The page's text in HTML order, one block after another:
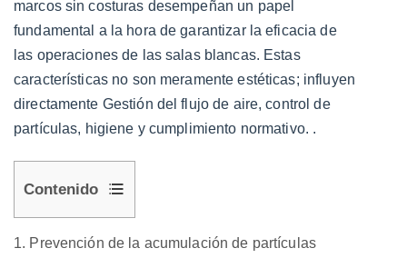
marcos sin costuras desempeñan un papel
fundamental a la hora de garantizar la eficacia de
las operaciones de las salas blancas. Estas
características no son meramente estéticas; influyen
directamente Gestión del flujo de aire, control de
partículas, higiene y cumplimiento normativo. .
Contenido
1
1.
1. Prevención de la acumulación de partículas